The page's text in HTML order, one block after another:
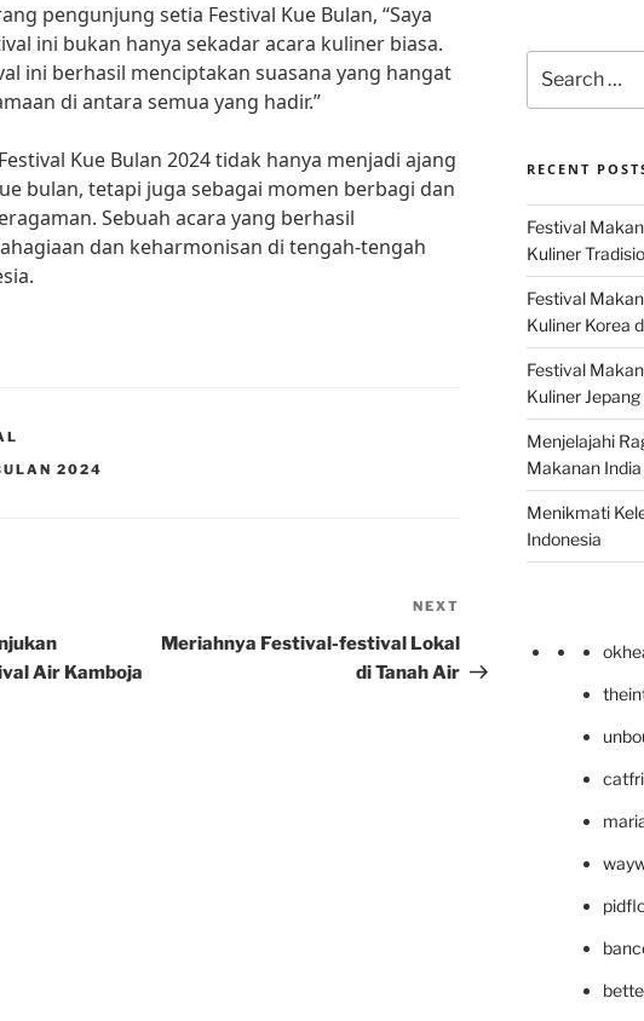
pengunjung setia Festival Kue Bulan, “Saya
ini bukan hanya sekadar acara kuliner biasa.
ini berhasil menciptakan suasana yang hangat
di antara semua yang hadir.”
Kue Bulan 2024 tidak hanya menjadi ajang
bulan, tetapi juga sebagai momen berbagi dan
Sebuah acara yang berhasil
dan keharmonisan di tengah-tengah
2024
Air Kamboja
Post
NEXT
Meriahnya Festival-festival Lokal
di Tanah Air
for:
RECENT
Festival
Kuliner
Festival
Kuliner Korea
Festival
Kuliner
Menjelajahi
Makanan
Menikmati
Indonesia